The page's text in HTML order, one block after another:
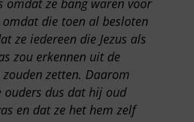
omdat ze bang waren voor
omdat die toen al besloten
ze iedereen die Jezus als
zou erkennen uit de
zouden zetten. Daarom
ouders dus dat hij oud
en dat ze het hem zelf